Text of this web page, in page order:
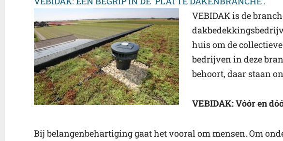
VEBIDAK is de
huis om de
bedrijven in deze
behoort, daar staan
VEBIDAK: Vóór en
Bij belangenbehartiging gaat het vooral om mensen. Om